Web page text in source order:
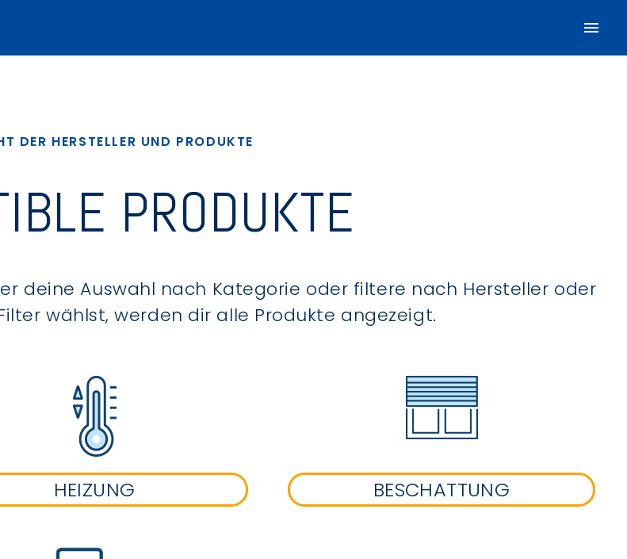
DER HERSTELLER UND PRODUKTE
PRODUKTE
deine Auswahl nach Kategorie oder filtere nach Hersteller oder
wählst, werden dir alle Produkte angezeigt.
HEIZUNG BESCHATTUNG